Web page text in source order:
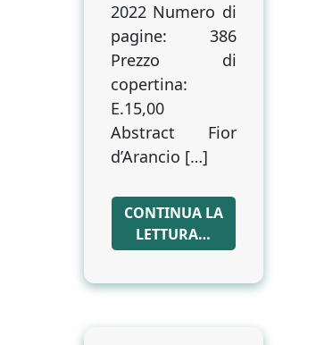
2022 Numero di
pagine: 386
Prezzo di
copertina:
E.15,00
Abstract Fior
d’Arancio […]
CONTINUA LA
LETTURA…